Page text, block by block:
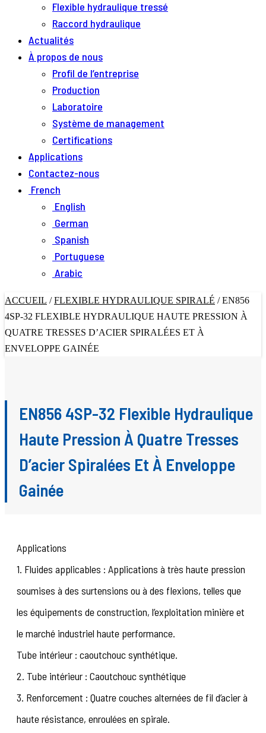
Flexible hydraulique tressé
Raccord hydraulique
Actualités
À propos de nous
Profil de l’entreprise
Production
Laboratoire
Système de management
Certifications
Applications
Contactez-nous
French
English
German
Spanish
Portuguese
Arabic
ACCUEIL /FLEXIBLE HYDRAULIQUE SPIRALÉ /EN856
4SP-32 FLEXIBLE HYDRAULIQUE HAUTE PRESSION À
QUATRE TRESSES D’ACIER SPIRALÉES ET À
ENVELOPPE GAINÉE
EN856 4SP-32 Flexible Hydraulique
Haute Pression À Quatre Tresses
D’acier Spiralées Et À Enveloppe
Gainée
Applications
1. Fluides applicables : Applications à très haute pression
soumises à des surtensions ou à des flexions, telles que
les équipements de construction, l’exploitation minière et
le marché industriel haute performance.
Tube intérieur : caoutchouc synthétique.
2. Tube intérieur : Caoutchouc synthétique
3. Renforcement : Quatre couches alternées de fil d’acier à
haute résistance, enroulées en spirale.